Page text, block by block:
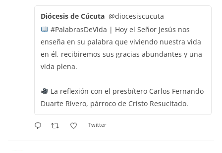
Diócesis de Cúcuta @diocesiscucuta
#PalabrasDeVida | Hoy el Señor Jesús nos
enseña en su palabra que viviendo nuestra vida
en él, recibiremos sus gracias abundantes y una
vida plena.
La reflexión con el presbítero Carlos Fernando
Duarte Rivero, párroco de Cristo Resucitado.
Twitter